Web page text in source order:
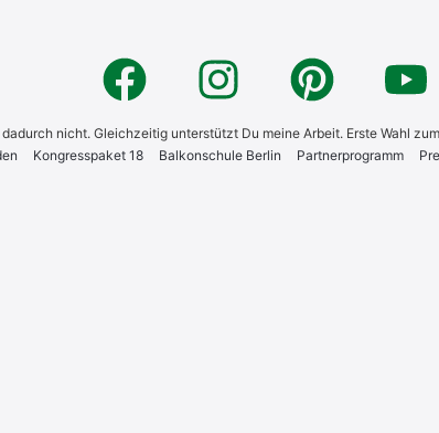
nicht. Gleichzeitig unterstützt Du meine Arbeit. Erste Wahl
Kon­gress­pa­ket 18 Bal­kon­schu­le Ber­lin Part­ner­pro­gramm